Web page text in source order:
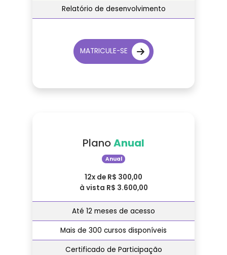
Relatório de desenvolvimento
MATRICULE-SE
PlanoAnual
Anual
12x de R$ 300,00
à vista R$ 3.600,00
Até 12 meses de acesso
Mais de 300 cursos disponíveis
Certificado de Participação